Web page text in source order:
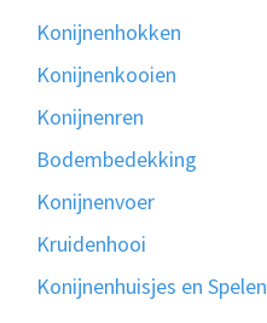
Konijnenhokken
Konijnenkooien
Konijnenren
Bodembedekking
Konijnenvoer
Kruidenhooi
Konijnenhuisjes en Spelen